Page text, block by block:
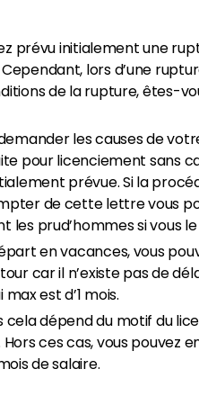
prévu initialement une
lors d’une
de la rupture, êtes-
les causes de
pour licenciement sans
prévue. Si la
de cette lettre vous
les prud’hommes si vous
en vacances, vous
car il n’existe pas de
est d’1 mois.
cela dépend du motif du
ces cas, vous pouvez
de salaire.